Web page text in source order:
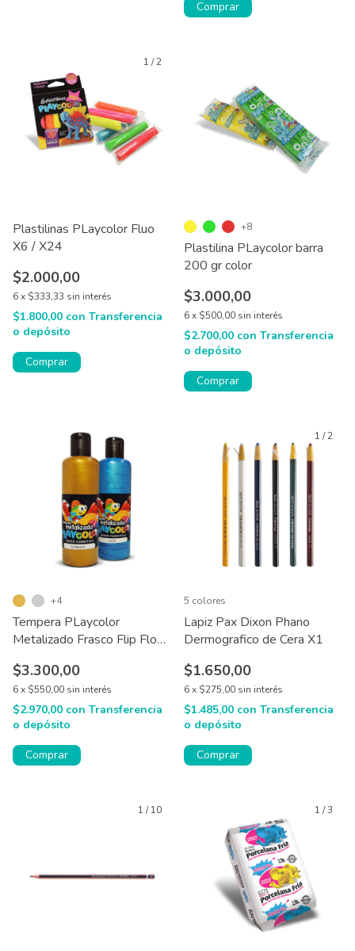
Comprar
1 /2
Plastilinas PLaycolor Fluo
X6 / X24
$2.000,00
6x $333,33 sin interés
$1.800,00 con Transferencia
o depósito
Comprar
Plastilina PLaycolor barra
200 gr color
$3.000,00
6x $500,00 sin interés
$2.700,00 con Transferencia
o depósito
+8
Comprar
Tempera PLaycolor
Metalizado Frasco Flip Flop
$3.300,00
6x $550,00 sin interés
$2.970,00 con Transferencia
o depósito
+4
Comprar
1 /2
Lapiz Pax Dixon Phano
Dermografico de Cera X1
$1.650,00
6x $275,00 sin interés
$1.485,00 con Transferencia
o depósito
5 colores
Comprar
1 /10 1 /3